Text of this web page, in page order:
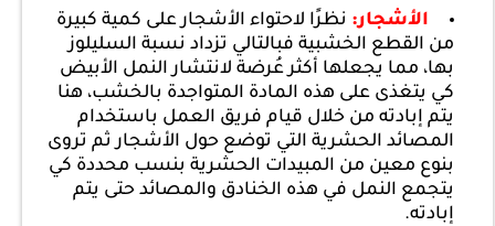
الأشجار: نظرًا لاحتواء الأشجار على كمية كبيرة
من القطع الخشبية فبالتالي تزداد نسبة السليلوز
بها، مما يجعلها أكثر عُرضة لانتشار النمل الأبيض
كي يتغذى على هذه المادة المتواجدة بالخشب، هنا
يتم إبادته من خلال قيام فريق العمل باستخدام
المصائد الحشرية التي توضع حول الأشجار ثم تروى
بنوع معين من المبيدات الحشرية بنسب محددة كي
يتجمع النمل في هذه الخنادق والمصائد حتى يتم
إبادته.